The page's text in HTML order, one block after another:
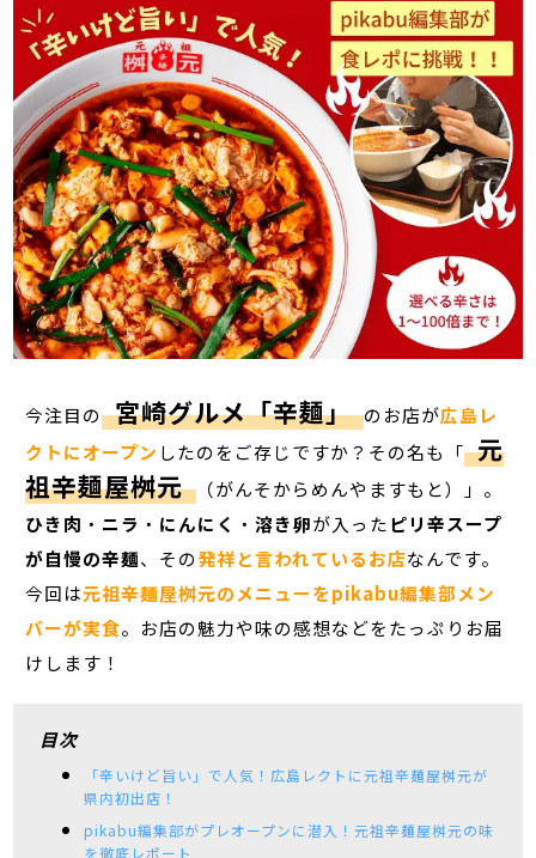
今注目の 宮崎グルメ「辛麺」 のお店が広島レ
クトにオープン したのをご存じですか？その名も「 元
祖辛麺屋桝元 （がんそからめんやますもと）」。
ひき肉 ・ ニラ ・ にんにく ・溶き卵が入ったピリ辛スープ
が自慢の辛麺、その発祥と言われているお店なんです。
今回は元祖辛麺屋桝元のメニューをpikabu編集部メン
バーが実食。お店の魅力や味の感想などをたっぷりお届
けします！
目次
「辛いけど旨い」で人気！広島レクトに元祖辛麺屋桝元が
県内初出店！
pikabu編集部がプレオープンに潜入！元祖辛麺屋桝元の味
を徹底レポート